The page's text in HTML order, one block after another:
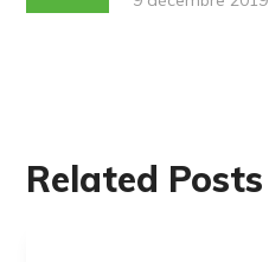
Related Posts